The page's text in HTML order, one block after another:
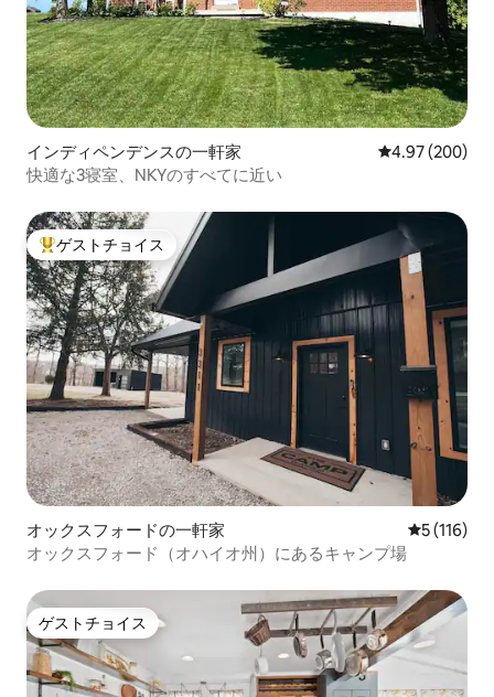
インディペンデンスの一軒家 レビュー200
4.97 (200)
快適な3寝室、NKYのすべてに近い
大好評のゲストチョイスです。
ゲストチョイス
オックスフォードの一軒家 レビュー
5 (116)
オックスフォード（オハイオ州）にあるキャンプ場
ゲストチョイス
ゲストチョイス